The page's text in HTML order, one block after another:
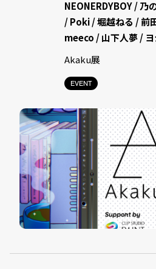
EVENT
NEONERDYBOY / 乃
/ Poki / 堀越ねる / 前
meeco / 山下人夢 /
Akaku展